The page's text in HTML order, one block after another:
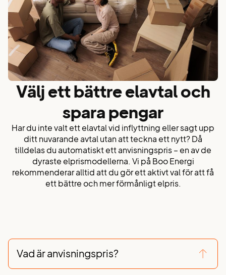
Välj ett bättre elavtal och
spara pengar
Har du inte valt ett elavtal vid inflyttning eller sagt upp
ditt nuvarande avtal utan att teckna ett nytt? Då
tilldelas du automatiskt ett anvisningspris – en av de
dyraste elprismodellerna. Vi på Boo Energi
rekommenderar alltid att du gör ett aktivt val för att få
ett bättre och mer förmånligt elpris.
Vad är anvisningspris?